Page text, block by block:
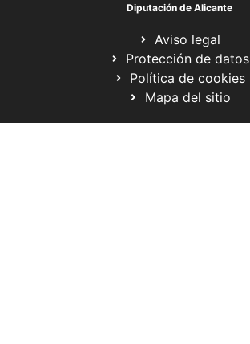
Diputación de Alicante
Aviso legal
Protección de datos
Política de cookies
Mapa del sitio